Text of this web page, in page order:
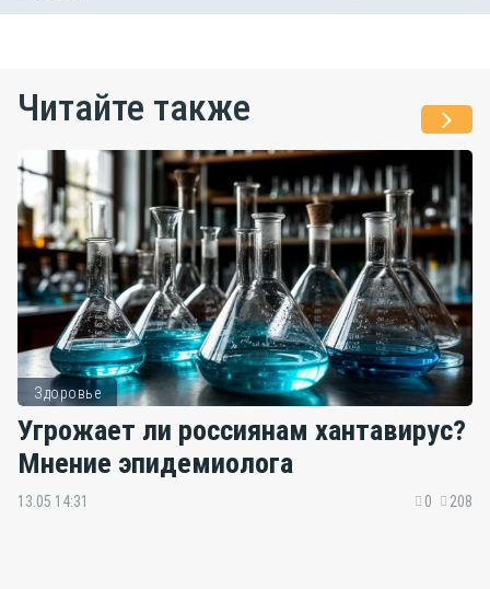
Читайте также
Здоровье
Угрожает ли россиянам хантавирус?
Мнение эпидемиолога
13.05 14:31 0 208